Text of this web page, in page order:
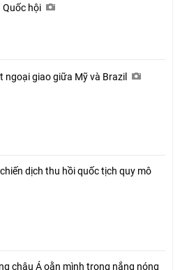
hội
ngoại giao giữa Mỹ và Brazil
dịch thu hồi quốc tịch quy mô
châu Á oằn mình trong nắng nóng